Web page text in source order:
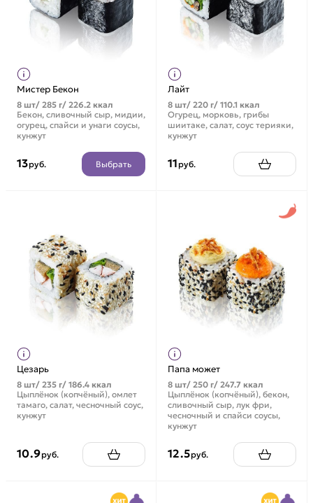
Мистер Бекон
8 шт/ 285 г/ 226.2 ккал
Бекон, сливочный сыр, мидии,
огурец, спайси и унаги соусы,
кунжут
13руб. Выбрать
Лайт
8 шт/ 220 г/ 110.1 ккал
Огурец, морковь, грибы
шиитаке, салат, соус терияки,
кунжут
11 руб.
Цезарь
8 шт/ 235 г/ 186.4 ккал
Цыплёнок (копчёный), омлет
тамаго, салат, чесночный соус,
кунжут
10.9руб.
Папа может
8 шт/ 250 г/ 247.7 ккал
Цыплёнок (копчёный), бекон,
сливочный сыр, лук фри,
чесночный и спайси соусы,
кунжут
12.5руб.